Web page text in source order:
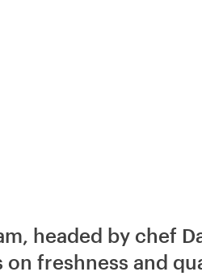
headed by chef
freshness and